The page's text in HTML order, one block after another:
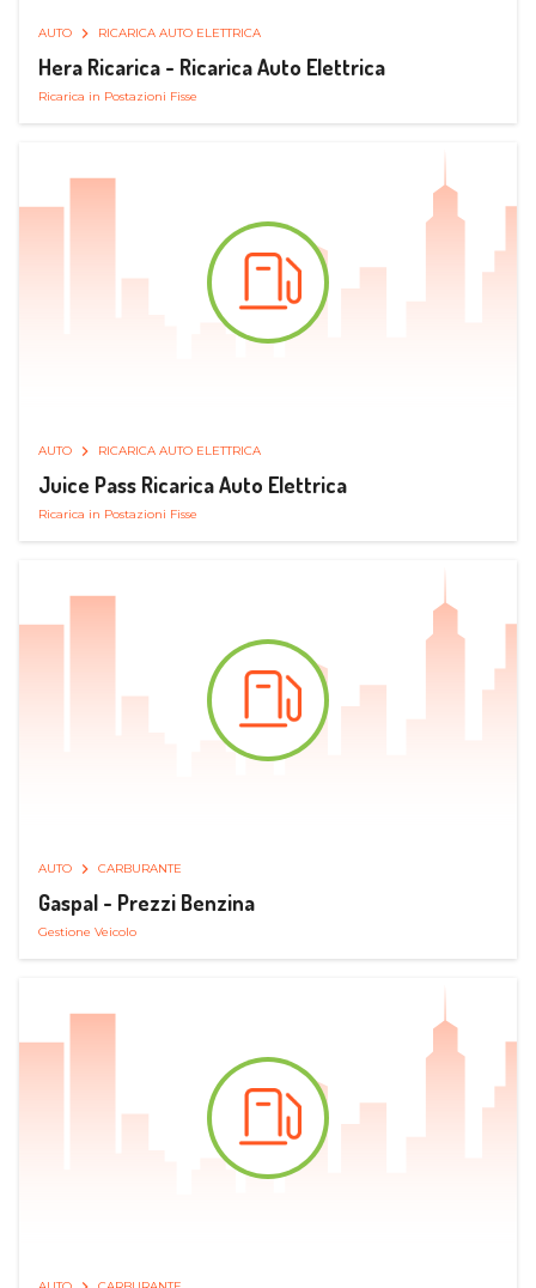
AUTO RICARICA AUTO ELETTRICA
Hera Ricarica - Ricarica Auto Elettrica
Ricarica in Postazioni Fisse
AUTO RICARICA AUTO ELETTRICA
Juice Pass Ricarica Auto Elettrica
Ricarica in Postazioni Fisse
AUTO CARBURANTE
Gaspal - Prezzi Benzina
Gestione Veicolo